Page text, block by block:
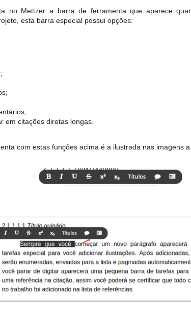
no Mettzer a barra de ferramenta que aparece
esta barra especial possui opções:
em citações diretas longas.
com estas funções acima é a ilustrada nas imagens